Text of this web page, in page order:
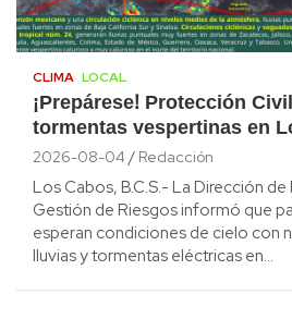
CLIMA LOCAL
¡Prepárese! Protección
tormentas vespertinas en
2026-08-04 Redacción
Los Cabos, B.C.S.- La Dirección
Gestión de Riesgos informó que
esperan condiciones de cielo con
lluvias y tormentas eléctricas en…